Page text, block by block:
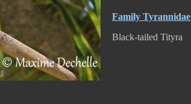
Family Tyrannidae
Black-tailed Tityra